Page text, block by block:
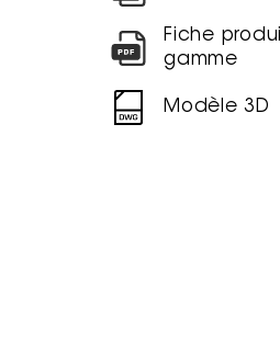
Fiche
gamme
Modèle 3D